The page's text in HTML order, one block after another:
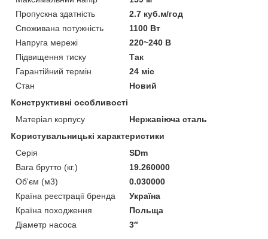
Пропускна здатність
2.7 куб.м/год
Споживана потужність
1100 Вт
Напруга мережі
220~240 В
Підвищення тиску
Так
Гарантійний термін
24 міс
Стан
Новий
Конструктивні особливості
Матеріал корпусу
Нержавіюча сталь
Користувальницькі характеристики
Серія
SDm
Вага брутто (кг.)
19.260000
Об'єм (м3)
0.030000
Країна реєстрації бренда
Україна
Країна походження
Польща
Діаметр насоса
3″